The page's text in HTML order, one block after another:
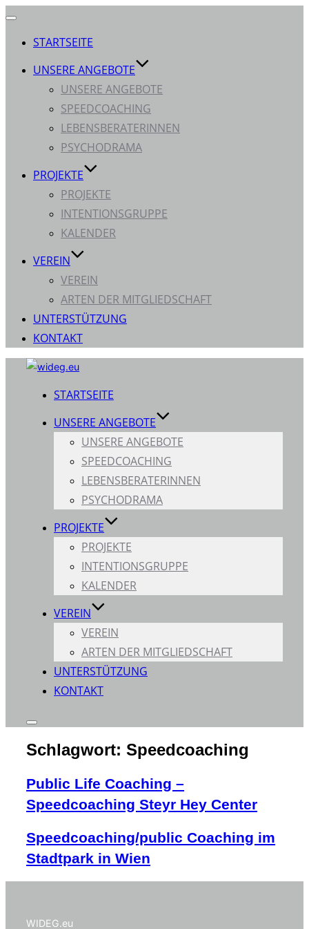
Navigation
STARTSEITE
UNSERE ANGEBOTE
UNSERE ANGEBOTE
SPEEDCOACHING
LEBENSBERATERINNEN
PSYCHODRAMA
PROJEKTE
PROJEKTE
INTENTIONSGRUPPE
KALENDER
VEREIN
VEREIN
ARTEN DER MITGLIEDSCHAFT
UNTERSTÜTZUNG
KONTAKT
springen
STARTSEITE
UNSERE ANGEBOTE
UNSERE ANGEBOTE
SPEEDCOACHING
LEBENSBERATERINNEN
PSYCHODRAMA
PROJEKTE
PROJEKTE
INTENTIONSGRUPPE
KALENDER
VEREIN
VEREIN
ARTEN DER MITGLIEDSCHAFT
UNTERSTÜTZUNG
KONTAKT
Seitenleiste
Navigation
umschalten
Schlagwort: Speedcoaching
Public Life Coaching –
Speedcoaching Steyr Hey Center
Speedcoaching/public Coaching im
Stadtpark in Wien
WIDEG.eu